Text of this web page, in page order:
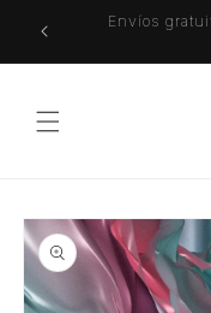
directamenteEnvíos
directamente
a la
información
del producto